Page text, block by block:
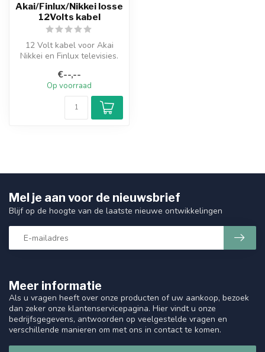
Akai/Finlux/Nikkei losse
12Volts kabel
12 Volt kabel voor Akai
Nikkei en Finlux televisies.
Ak...
€--,--
Op voorraad
Meer informatie
Als u vragen heeft over onze producten of uw aankoop, bezoek
dan zeker onze klantenservicepagina. Hier vindt u onze
bedrijfsgegevens, antwoorden op veelgestelde vragen en
verschillende manieren om met ons in contact te komen.
Mel je aan voor de nieuwsbrief
Blijf op de hoogte van de laatste nieuwe ontwikkelingen